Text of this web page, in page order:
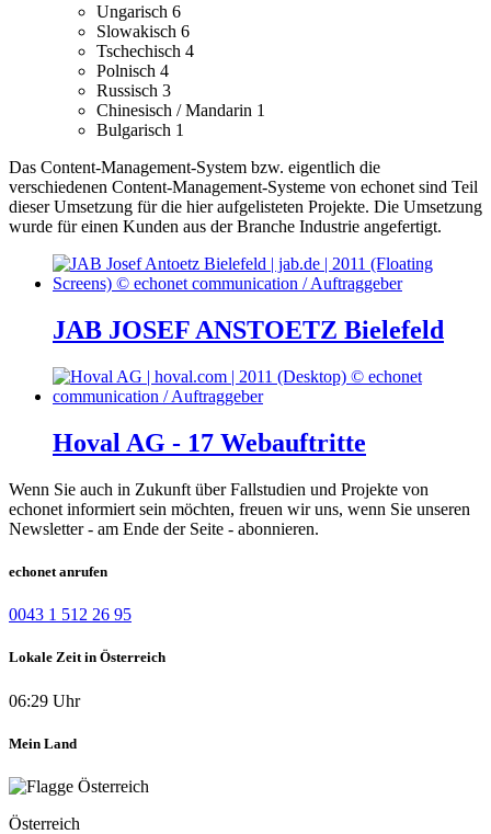
Ungarisch 6
Slowakisch 6
Tschechisch 4
Polnisch 4
Russisch 3
Chinesisch / Mandarin 1
Bulgarisch 1
Das Content-Management-System bzw. eigentlich die
verschiedenen Content-Management-Systeme von echonet sind Teil
dieser Umsetzung für die hier aufgelisteten Projekte. Die Umsetzung
wurde für einen Kunden aus der Branche Industrie angefertigt.
JAB JOSEF ANSTOETZ Bielefeld
Hoval AG - 17 Webauftritte
Wenn Sie auch in Zukunft über Fallstudien und Projekte von
echonet informiert sein möchten, freuen wir uns, wenn Sie unseren
Newsletter - am Ende der Seite - abonnieren.
echonet anrufen
0043 1 512 26 95
Lokale Zeit in Österreich
06:29 Uhr
Mein Land
Österreich